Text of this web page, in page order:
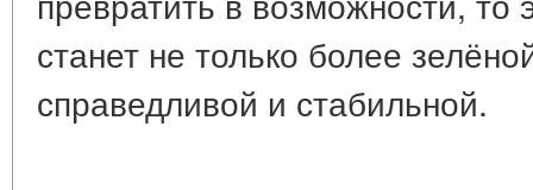
станет не только более
справедливой и стабильной.